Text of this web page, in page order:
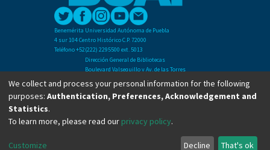
Benemérita Universidad Autónoma de Puebla
4 sur 104 Centro Histórico C.P. 72000
Teléfono +52(222) 2295500 ext. 5013
Dirección General de Bibliotecas
Boulevard Valsequillo y Av. de las Torres
Ciudad Universitaria. Col. San Manuel
C.P. 72570
Teléfono +52 (222) 2295500 Ext 2901
Copyright © Dirección General de Bibliotecas - BUAP 2024. All right reserved.
We collect and process your personal information for the following
purposes: Authentication, Preferences, Acknowledgement and
Statistics.
To learn more, please read our privacy policy.
Customize Decline That's ok